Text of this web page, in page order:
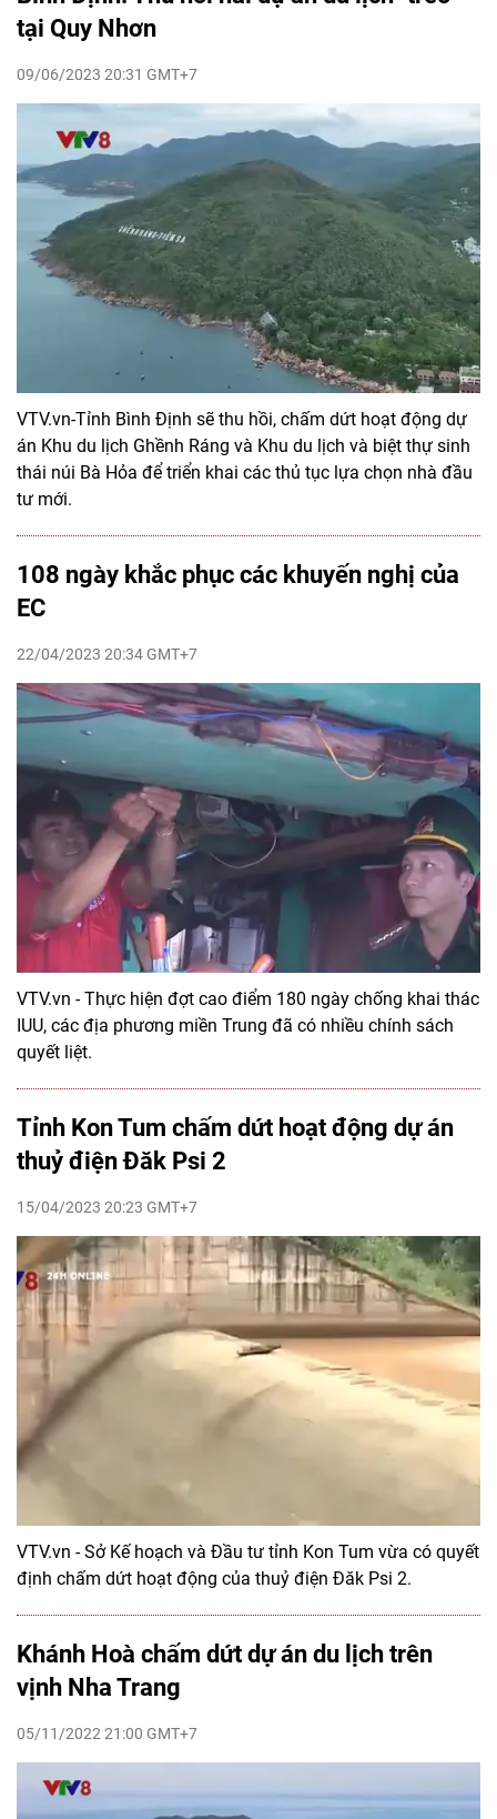
tại Quy Nhơn
09/06/2023 20:31 GMT+7
VTV.vn-Tỉnh Bình Định sẽ thu hồi, chấm dứt hoạt động dự
án Khu du lịch Ghềnh Ráng và Khu du lịch và biệt thự sinh
thái núi Bà Hỏa để triển khai các thủ tục lựa chọn nhà đầu
tư mới.
108 ngày khắc phục các khuyến nghị của
EC
22/04/2023 20:34 GMT+7
VTV.vn - Thực hiện đợt cao điểm 180 ngày chống khai thác
IUU, các địa phương miền Trung đã có nhiều chính sách
quyết liệt.
Tỉnh Kon Tum chấm dứt hoạt động dự án
thuỷ điện Đăk Psi 2
15/04/2023 20:23 GMT+7
VTV.vn - Sở Kế hoạch và Đầu tư tỉnh Kon Tum vừa có quyết
định chấm dứt hoạt động của thuỷ điện Đăk Psi 2.
Khánh Hoà chấm dứt dự án du lịch trên
vịnh Nha Trang
05/11/2022 21:00 GMT+7